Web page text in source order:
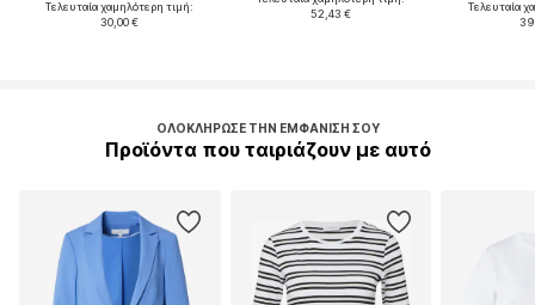
Τελευταία χαμηλότερη τιμή:
30,00 €
52,43 €
Τελευταία
ΟΛΟΚΛΉΡΩΣΕ ΤΗΝ ΕΜΦΆΝΙΣΉ ΣΟΥ
Προϊόντα που ταιριάζουν με αυτό